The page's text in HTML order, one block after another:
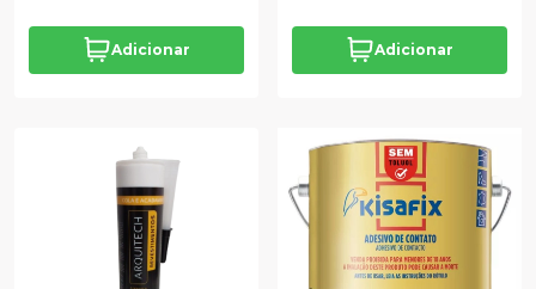
Adicionar Adicionar